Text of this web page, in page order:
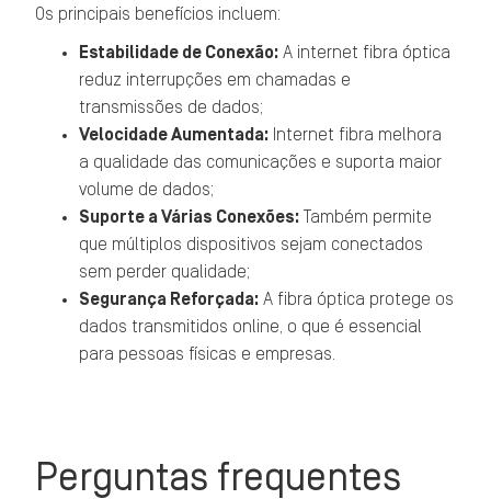
Os principais benefícios incluem:
Estabilidade de Conexão: A internet fibra óptica
reduz interrupções em chamadas e
transmissões de dados;
Velocidade Aumentada: Internet fibra melhora
a qualidade das comunicações e suporta maior
volume de dados;
Suporte a Várias Conexões: Também permite
que múltiplos dispositivos sejam conectados
sem perder qualidade;
Segurança Reforçada: A fibra óptica protege os
dados transmitidos online, o que é essencial
para pessoas físicas e empresas.
Perguntas frequentes